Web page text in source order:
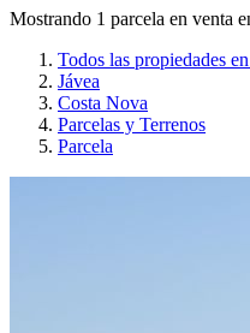
Mostrando 1 parcela en venta
Todos las propiedades
Jávea
Costa Nova
Parcelas y Terrenos
Parcela